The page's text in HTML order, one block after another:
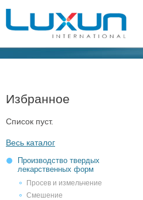
Избранное
Список пуст.
Весь каталог
Производство твердых
лекарственных форм
Просев и измельчение
Смешение